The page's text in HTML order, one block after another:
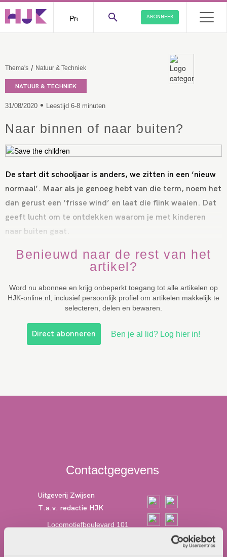
ABONNEER
Thema's / Natuur & Techniek
NATUUR & TECHNIEK
31/08/2020 • Leestijd 6-8 minuten
Naar binnen of naar buiten?
De start dit schooljaar is anders, we zitten in een ‘nieuw
normaal’. Maar als je genoeg hebt van die term, noem het
dan gerust een ‘frisse wind’ en laat die flink waaien. Dat
geeft lucht om te ontdekken waarom je met kinderen
naar buiten gaat.
Benieuwd naar de rest van het
artikel?
Word nu abonnee en krijg onbeperkt toegang tot alle artikelen op
HJK-online.nl, inclusief persoonlijk profiel om artikelen makkelijk te
selecteren, delen en bewaren.
Direct abonneren Ben je al lid? Log hier in!
Contactgegevens
Uitgeverij Zwijsen
T.a.v. redactie HJK
Locomotiefboulevard 101